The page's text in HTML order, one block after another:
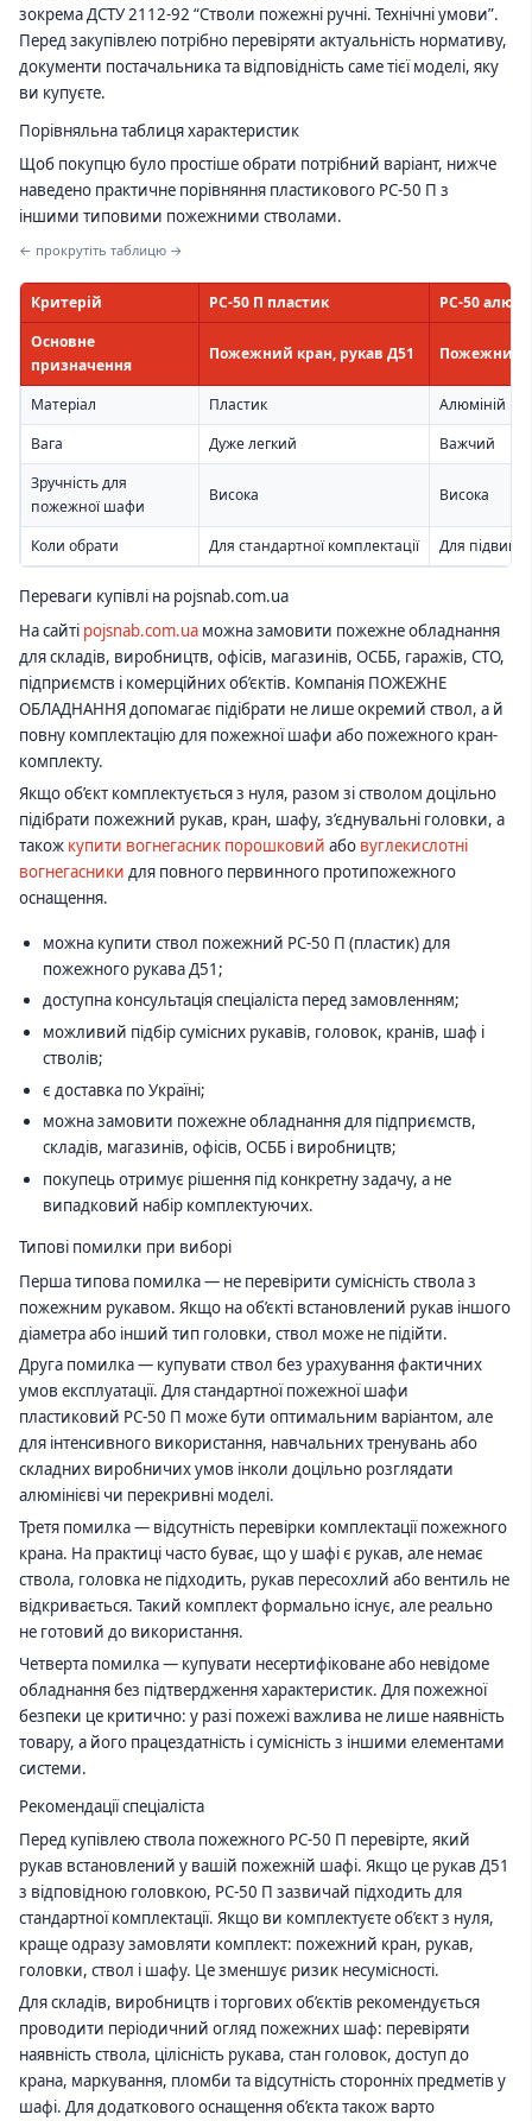
зокрема ДСТУ 2112-92 “Стволи пожежні ручні. Технічні умови”.
Перед закупівлею потрібно перевіряти актуальність нормативу,
документи постачальника та відповідність саме тієї моделі, яку
ви купуєте.
Порівняльна таблиця характеристик
Щоб покупцю було простіше обрати потрібний варіант, нижче
наведено практичне порівняння пластикового РС-50 П з
іншими типовими пожежними стволами.
← прокрутіть таблицю →
Критерій РС-50 П пластик
РС-50
Основне
призначення
Пожежний кран, рукав Д51 Пожежний
Матеріал Пластик
Алюміній
Вага
Дуже легкий
Важчий
Зручність для
пожежної шафи
Висока Висока
Коли обрати Для стандартної комплектації Для
Переваги купівлі на pojsnab.com.ua
На сайті pojsnab.com.ua можна замовити пожежне обладнання
для складів, виробництв, офісів, магазинів, ОСББ, гаражів, СТО,
підприємств і комерційних об’єктів. Компанія ПОЖЕЖНЕ
ОБЛАДНАННЯ допомагає підібрати не лише окремий ствол, а й
повну комплектацію для пожежної шафи або пожежного кран-
комплекту.
Якщо об’єкт комплектується з нуля, разом зі стволом доцільно
підібрати пожежний рукав, кран, шафу, з’єднувальні головки, а
також купити вогнегасник порошковий або вуглекислотні
вогнегасники для повного первинного протипожежного
оснащення.
можна купити ствол пожежний РС-50 П (пластик) для
пожежного рукава Д51;
доступна консультація спеціаліста перед замовленням;
можливий підбір сумісних рукавів, головок, кранів, шаф і
стволів;
є доставка по Україні;
можна замовити пожежне обладнання для підприємств,
складів, магазинів, офісів, ОСББ і виробництв;
покупець отримує рішення під конкретну задачу, а не
випадковий набір комплектуючих.
Типові помилки при виборі
Перша типова помилка — не перевірити сумісність ствола з
пожежним рукавом. Якщо на об’єкті встановлений рукав іншого
діаметра або інший тип головки, ствол може не підійти.
Друга помилка — купувати ствол без урахування фактичних
умов експлуатації. Для стандартної пожежної шафи
пластиковий РС-50 П може бути оптимальним варіантом, але
для інтенсивного використання, навчальних тренувань або
складних виробничих умов інколи доцільно розглядати
алюмінієві чи перекривні моделі.
Третя помилка — відсутність перевірки комплектації пожежного
крана. На практиці часто буває, що у шафі є рукав, але немає
ствола, головка не підходить, рукав пересохлий або вентиль не
відкривається. Такий комплект формально існує, але реально
не готовий до використання.
Четверта помилка — купувати несертифіковане або невідоме
обладнання без підтвердження характеристик. Для пожежної
безпеки це критично: у разі пожежі важлива не лише наявність
товару, а його працездатність і сумісність з іншими елементами
системи.
Рекомендації спеціаліста
Перед купівлею ствола пожежного РС-50 П перевірте, який
рукав встановлений у вашій пожежній шафі. Якщо це рукав Д51
з відповідною головкою, РС-50 П зазвичай підходить для
стандартної комплектації. Якщо ви комплектуєте об’єкт з нуля,
краще одразу замовляти комплект: пожежний кран, рукав,
головки, ствол і шафу. Це зменшує ризик несумісності.
Для складів, виробництв і торгових об’єктів рекомендується
проводити періодичний огляд пожежних шаф: перевіряти
наявність ствола, цілісність рукава, стан головок, доступ до
крана, маркування, пломби та відсутність сторонніх предметів у
шафі. Для додаткового оснащення об’єкта також варто